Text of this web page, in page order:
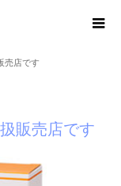
売店です
販売店です